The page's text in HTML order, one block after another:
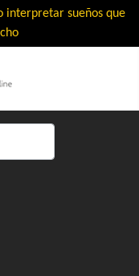
interpretar sueños que